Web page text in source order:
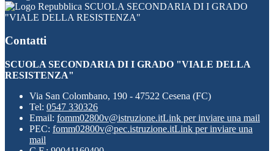
SCUOLA SECONDARIA DI I GRADO
"VIALE DELLA RESISTENZA"
Contatti
SCUOLA SECONDARIA DI I GRADO "VIALE DELLA
RESISTENZA"
Via San Colombano, 190 - 47522 Cesena (FC)
Tel: 0547 330326
Email: fomm02800v@istruzione.itLink per inviare una mail
PEC: fomm02800v@pec.istruzione.itLink per inviare una
mail